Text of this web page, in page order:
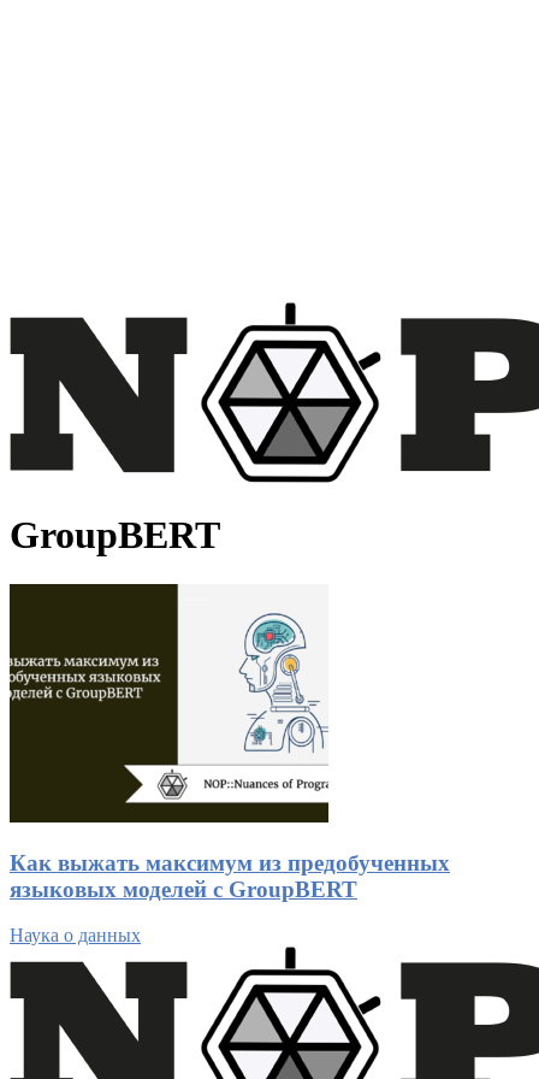
GroupBERT
Как выжать максимум из предобученных
языковых моделей с GroupBERT
Наука о данных